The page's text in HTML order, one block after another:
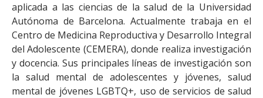
aplicada a las ciencias de la salud de la Universidad
Autónoma de Barcelona. Actualmente trabaja en el
Centro de Medicina Reproductiva y Desarrollo Integral
del Adolescente (CEMERA), donde realiza investigación
y docencia. Sus principales líneas de investigación son
la salud mental de adolescentes y jóvenes, salud
mental de jóvenes LGBTQ+, uso de servicios de salud